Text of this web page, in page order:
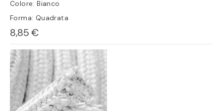
Colore: Bianco
Forma: Quadrata
8,85 €